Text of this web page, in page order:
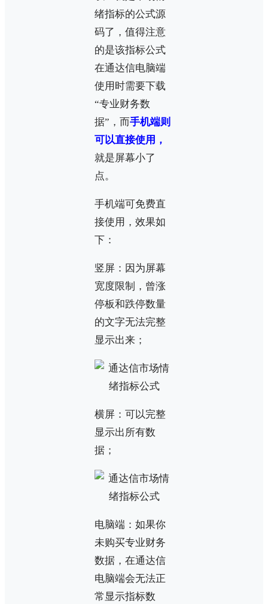
绪指标的公式源
码了，值得注意
的是该指标公式
在通达信电脑端
使用时需要下载
“专业财务数
据”，而手机端则
可以直接使用，
就是屏幕小了
点。
手机端可免费直
接使用，效果如
下：
竖屏：因为屏幕
宽度限制，曾涨
停板和跌停数量
的文字无法完整
显示出来；
横屏：可以完整
显示出所有数
据；
电脑端：如果你
未购买专业财务
数据，在通达信
电脑端会无法正
常显示指标数